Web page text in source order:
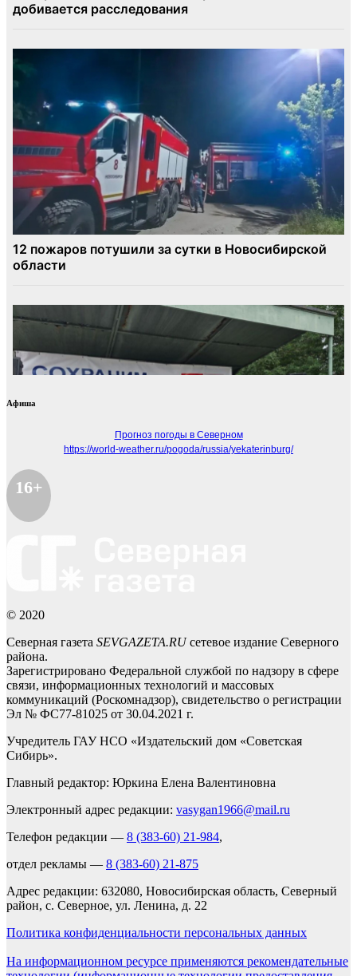
Афиша
Прогноз погоды в Северном
https://world-weather.ru/pogoda/russia/yekaterinburg/
16+
© 2020
Северная газета SEVGAZETA.RUсетевое издание Северного
района.
Зарегистрировано Федеральной службой по надзору в сфере
связи, информационных технологий и массовых
коммуникаций (Роскомнадзор), свидетельство о регистрации
Эл № ФС77-81025 от 30.04.2021 г.
Учредитель ГАУ НСО «Издательский дом «Советская
Сибирь».
Главный редактор: Юркина Елена Валентиновна
Электронный адрес редакции: vasygan1966@mail.ru
Телефон редакции — 8 (383-60) 21-984,
отдел рекламы — 8 (383-60) 21-875
Адрес редакции: 632080, Новосибирская область, Северный
район, с. Северное, ул. Ленина, д. 22
Политика конфиденциальности персональных данных
На информационном ресурсе применяются рекомендательные